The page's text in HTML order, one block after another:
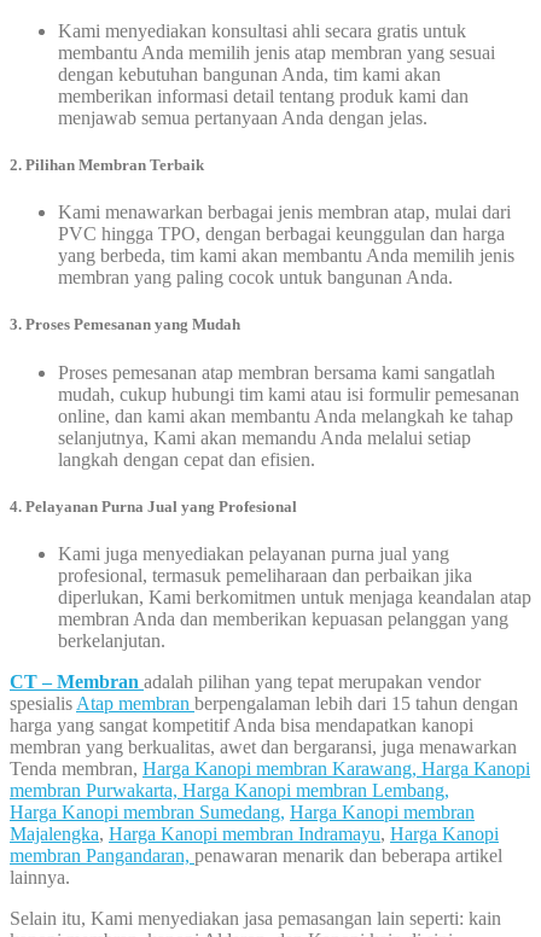
Kami menyediakan konsultasi ahli secara gratis untuk
membantu Anda memilih jenis atap membran yang sesuai
dengan kebutuhan bangunan Anda, tim kami akan
memberikan informasi detail tentang produk kami dan
menjawab semua pertanyaan Anda dengan jelas.
2. Pilihan Membran Terbaik
Kami menawarkan berbagai jenis membran atap, mulai dari
PVC hingga TPO, dengan berbagai keunggulan dan harga
yang berbeda, tim kami akan membantu Anda memilih jenis
membran yang paling cocok untuk bangunan Anda.
3. Proses Pemesanan yang Mudah
Proses pemesanan atap membran bersama kami sangatlah
mudah, cukup hubungi tim kami atau isi formulir pemesanan
online, dan kami akan membantu Anda melangkah ke tahap
selanjutnya, Kami akan memandu Anda melalui setiap
langkah dengan cepat dan efisien.
4. Pelayanan Purna Jual yang Profesional
Kami juga menyediakan pelayanan purna jual yang
profesional, termasuk pemeliharaan dan perbaikan jika
diperlukan, Kami berkomitmen untuk menjaga keandalan atap
membran Anda dan memberikan kepuasan pelanggan yang
berkelanjutan.
CT – Membran adalah pilihan yang tepat merupakan vendor
spesialis Atap membran berpengalaman lebih dari 15 tahun dengan
harga yang sangat kompetitif Anda bisa mendapatkan kanopi
membran yang berkualitas, awet dan bergaransi, juga menawarkan
Tenda membran, Harga Kanopi membran Karawang, Harga Kanopi
membran Purwakarta, Harga Kanopi membran Lembang,
Harga Kanopi membran Sumedang, Harga Kanopi membran
Majalengka, Harga Kanopi membran Indramayu, Harga Kanopi
membran Pangandaran, penawaran menarik dan beberapa artikel
lainnya.
Selain itu, Kami menyediakan jasa pemasangan lain seperti: kain